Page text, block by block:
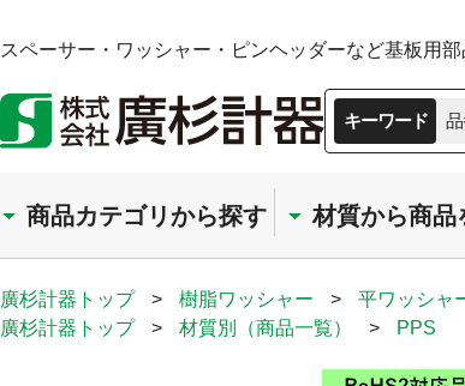
スペーサー・ワッシャー・ピンヘッダーなど基板用
キーワード
商品カテゴリから探す 材質から商品
廣杉計器トップ > 樹脂ワッシャー > 平ワッシャ
廣杉計器トップ
> 材質別（商品一覧） > PPS